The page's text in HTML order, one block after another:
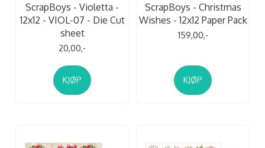
ScrapBoys - Violetta -
12x12 - VIOL-07 - Die Cut
sheet
20,00,-
KJØP
ScrapBoys - Christmas
Wishes - 12x12 Paper Pack
159,00,-
KJØP